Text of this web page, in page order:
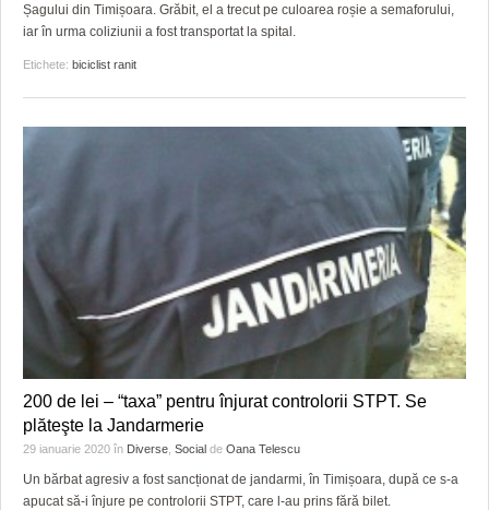
GRĂDINA TAICII DOMNULUI
CU OIŞTEA-N KIERKEGAARD
CRONICĂ DE FILM
FILME DOCUMENTARE
ACCIDENTE
INFO SI UTILE
JUSTITIE
FILME DOCUMENTARE
CLIPURI VIDEO
JOCURI ONLINE
DIVERSE
FARMACII DIN TIMIŞOARA
HARTA TIMIŞOAREI
Șagului din Timișoara. Grăbit, el a trecut pe culoarea roșie a semaforului,
iar în urma coliziunii a fost transportat la spital.
Etichete: biciclist ranit
200 de lei – “taxa” pentru înjurat controlorii STPT. Se
plăteşte la Jandarmerie
29 ianuarie 2020 în Diverse Social de Oana Telescu
Un bărbat agresiv a fost sancționat de jandarmi, în Timișoara, după ce s-a
apucat să-i înjure pe controlorii STPT, care l-au prins fără bilet.